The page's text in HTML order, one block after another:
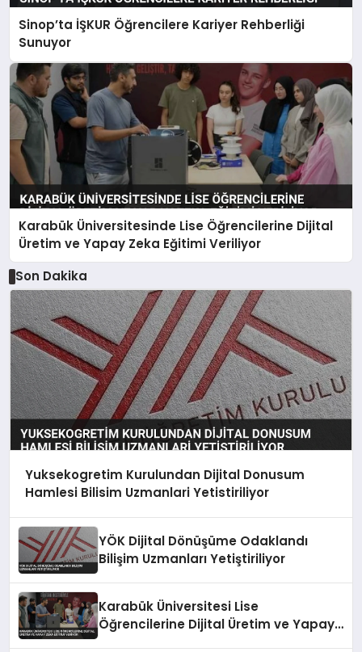
Sinop’ta İŞKUR Öğrencilere Kariyer Rehberliği
Sunuyor
Karabük Üniversitesinde Lise Öğrencilerine Dijital
Üretim ve Yapay Zeka Eğitimi Veriliyor
Son Dakika
Yuksekogretim Kurulundan Dijital Donusum
Hamlesi Bilisim Uzmanlari Yetistiriliyor
YÖK Dijital Dönüşüme Odaklandı
Bilişim Uzmanları Yetiştiriliyor
Karabük Üniversitesi Lise
Öğrencilerine Dijital Üretim ve Yapay